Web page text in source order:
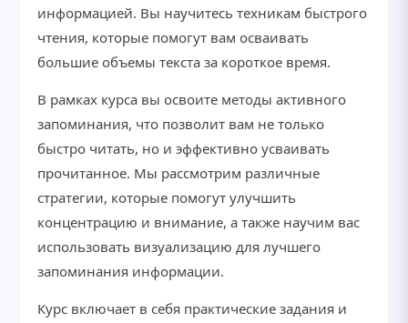
информацией. Вы научитесь техникам быстрого
чтения, которые помогут вам осваивать
большие объемы текста за короткое время.
В рамках курса вы освоите методы активного
запоминания, что позволит вам не только
быстро читать, но и эффективно усваивать
прочитанное. Мы рассмотрим различные
стратегии, которые помогут улучшить
концентрацию и внимание, а также научим вас
использовать визуализацию для лучшего
запоминания информации.
Курс включает в себя практические задания и